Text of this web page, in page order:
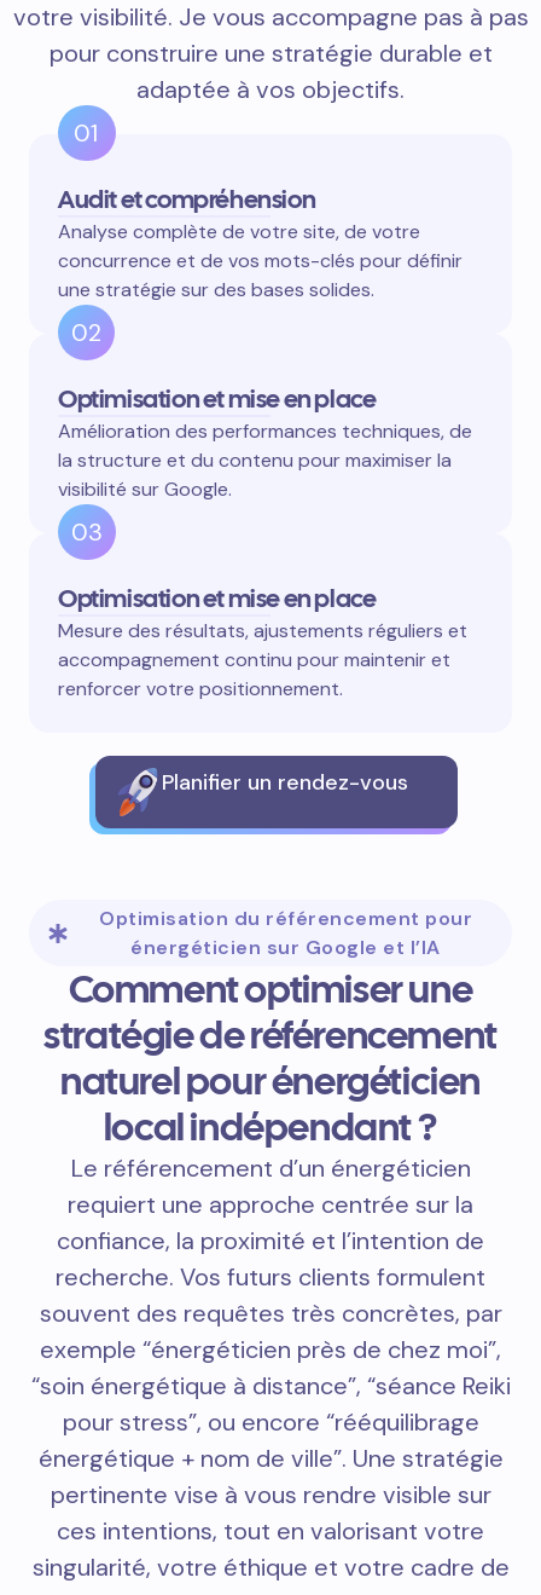
votre visibilité. Je vous accompagne pas à pas
pour construire une stratégie durable et
adaptée à vos objectifs.
01
Audit et compréhension
Analyse complète de votre site, de votre
concurrence et de vos mots-clés pour définir
une stratégie sur des bases solides.
02
Optimisation et mise en place
Amélioration des performances techniques, de
la structure et du contenu pour maximiser la
visibilité sur Google.
03
Optimisation et mise en place
Mesure des résultats, ajustements réguliers et
accompagnement continu pour maintenir et
renforcer votre positionnement.
Planifier un rendez-vous
Optimisation du référencement pour
énergéticien sur Google et l’IA
Comment optimiser une
stratégie de référencement
naturel pour énergéticien
local indépendant ?
Le référencement d’un énergéticien
requiert une approche centrée sur la
confiance, la proximité et l’intention de
recherche. Vos futurs clients formulent
souvent des requêtes très concrètes, par
exemple “énergéticien près de chez moi”,
“soin énergétique à distance”, “séance Reiki
pour stress”, ou encore “rééquilibrage
énergétique + nom de ville”. Une stratégie
pertinente vise à vous rendre visible sur
ces intentions, tout en valorisant votre
singularité, votre éthique et votre cadre de